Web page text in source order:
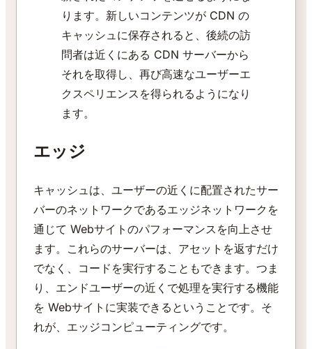
ります。新しいコンテンツが CDN の
キャッシュに保存されると、後続の訪
問者は近くにある CDN サーバーから
それを取得し、再び高速なユーザーエ
クスペリエンスを得られるようになり
ます。
エッジ
キャッシュは、ユーザーの近くに配置されたサー
バーのネットワークであるエッジネットワークを
通じて Webサイトのパフォーマンスを向上させ
ます。これらのサーバーは、アセットを返すだけ
でなく、コードを実行することもできます。つま
り、エンドユーザーの近くで処理を実行する機能
を Webサイトに実装できるということです。そ
れが、エッジコンピューティングです。